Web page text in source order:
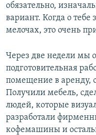
обязательно,
вариант. Когда о тебе
мелочах, это очень
Через две недели мы
подготовительная
помещение в аренду,
Получили мебель,
людей, которые
разработали
кофемашины и